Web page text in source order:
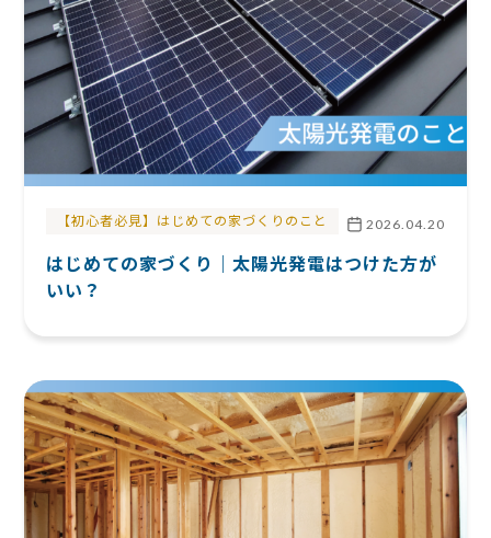
【初心者必見】はじめての家づくりのこと 2026.04.20
はじめての家づくり｜太陽光発電はつけた方が
いい？